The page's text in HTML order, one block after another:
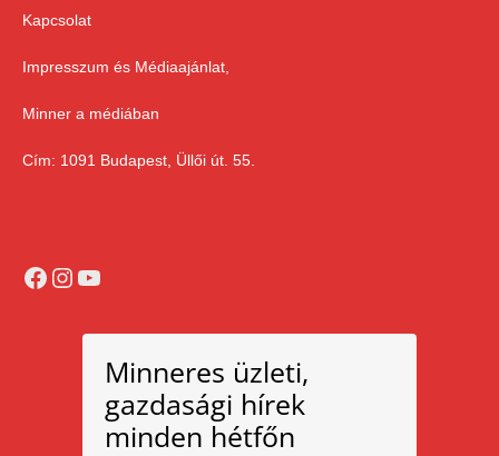
Kapcsolat
Impresszum és Médiaajánlat,
Minner a médiában
Cím: 1091 Budapest, Üllői út. 55.
Facebook
Instagram
YouTube
Minneres üzleti,
gazdasági hírek
minden hétfőn